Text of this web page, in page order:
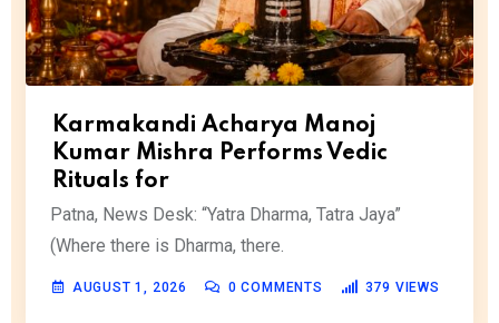
Karmakandi Acharya Manoj
Kumar Mishra Performs Vedic
Rituals for
Patna, News Desk: “Yatra Dharma, Tatra Jaya”
(Where there is Dharma, there.
AUGUST 1, 2026 0 COMMENTS 379 VIEWS